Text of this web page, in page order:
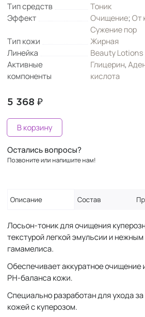
Тип средств
Тоник
Эффект
Очищение;От
Сужение пор
Тип кожи
Жирная
Линейка
Beauty Lotions
Активные
компоненты
Глицерин,
кислота
5 368 ₽
В корзину
Остались вопросы?
Позвоните или напишите нам!
Описание Состав
Лосьон-тоник для очищения
текстурой легкой эмульсии и
гамамелиса.
Обеспечивает аккуратное очищение
PH-баланса кожи.
Специально разработан для ухода
кожей с куперозом.